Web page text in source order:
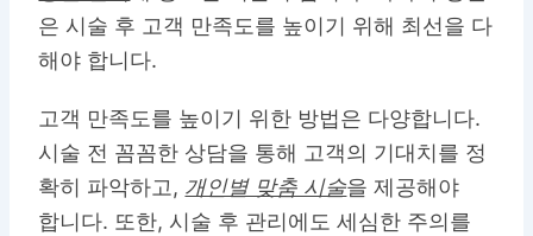
은 시술 후 고객 만족도를 높이기 위해 최선을 다
해야 합니다.
고객 만족도를 높이기 위한 방법은 다양합니다.
시술 전 꼼꼼한 상담을 통해 고객의 기대치를 정
확히 파악하고, 개인별 맞춤 시술을 제공해야
합니다. 또한, 시술 후 관리에도 세심한 주의를